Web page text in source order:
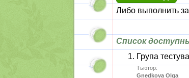
Либо выполнить
Список
Група
Тьютор:
Gnedkova Olga